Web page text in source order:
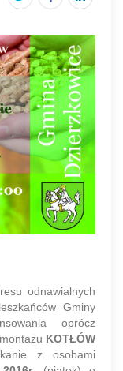
odnawialnych
Gminy
oprócz
KOTŁÓW
z osobami